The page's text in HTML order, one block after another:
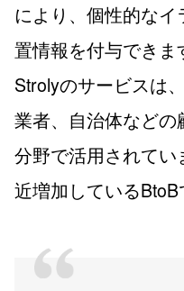
により、個性的な
置情報を付与できま
Strolyのサービスは
業者、自治体など
分野で活用されて
近増加しているBtoB